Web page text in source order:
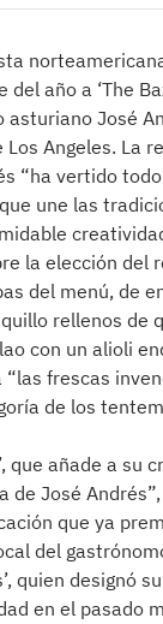
norteamericana
año a ‘The
asturiano José
Angeles. La
“ha vertido
une las
la elección del
del menú, de
rellenos de
con un alioli
frescas
de los
que añade a su
de José
que ya
del
quien designó
en el pasado